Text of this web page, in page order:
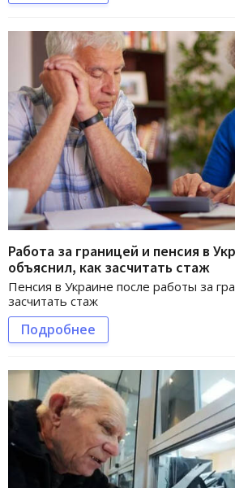
Работа за границей и пенсия в
объяснил, как засчитать стаж
Пенсия в Украине после работы за
засчитать стаж
Подробнее